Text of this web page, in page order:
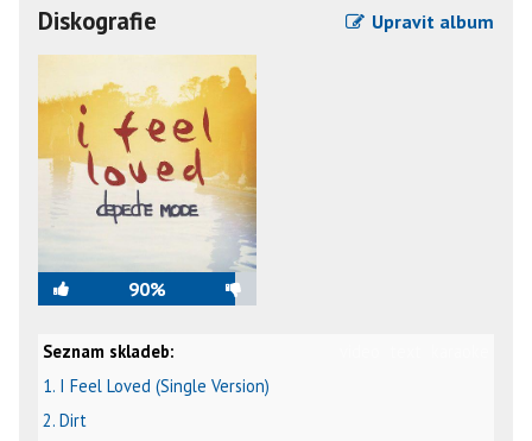
Diskografie Upravit album
90%
Seznam skladeb:
1. I Feel Loved (Single Version)
2. Dirt